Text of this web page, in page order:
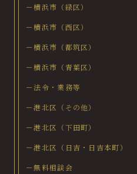
－横浜市（緑区）
－横浜市（西区）
－横浜市（都筑区）
－横浜市（青葉区）
－法令・業務等
－港北区（その他）
－港北区（下田町）
－港北区（日吉・日吉本町）
－無料相談会